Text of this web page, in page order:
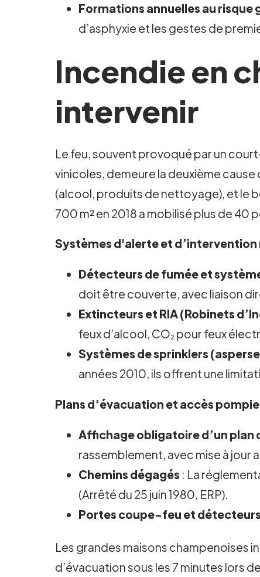
Formations annuelles au risque
d’asphyxie et les gestes de
Incendie en
intervenir
Le feu, souvent provoqué par un
vinicoles, demeure la deuxième
(alcool, produits de nettoyage), et le
700 m² en 2018 a mobilisé plus de 40
Systèmes d'alerte et d’intervention
Détecteurs de fumée et
doit être couverte, avec liaison
Extincteurs et RIA (Robinets
feux d’alcool, CO₂ pour feux
Systèmes de sprinklers
années 2010, ils offrent une
Plans d’évacuation et accès
Affichage obligatoire d’un plan
rassemblement, avec mise à
Chemins dégagés : La
(Arrêté du 25 juin 1980, ERP).
Portes coupe-feu et
Les grandes maisons champenoises
d’évacuation sous les 7 minutes lors